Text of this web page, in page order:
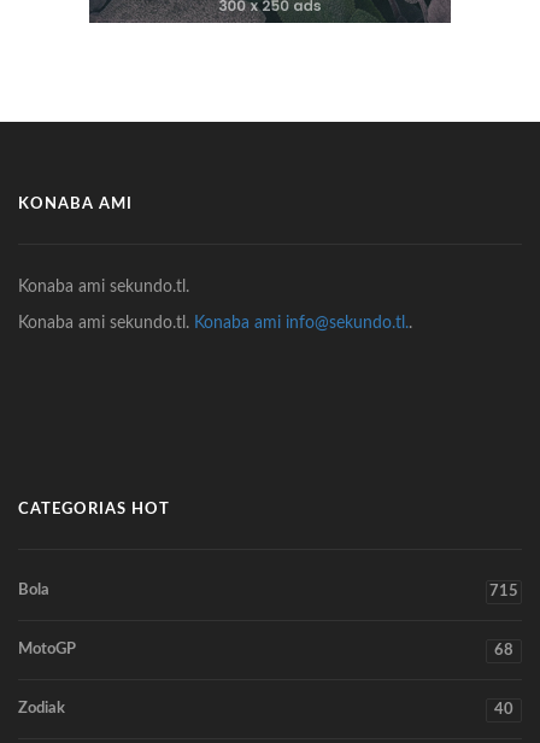
KONABA AMI
Konaba ami sekundo.tl.
Konaba ami sekundo.tl. Konaba ami info@sekundo.tl..
CATEGORIAS HOT
Bola 715
MotoGP 68
Zodiak 40